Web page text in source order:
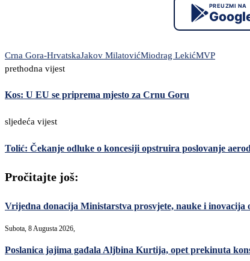
PREUZMI NA
Crna Gora-HrvatskaJakov MilatovićMiodrag LekićMVP
prethodna vijest
Kos: U EU se priprema mjesto za Crnu Goru
sljedeća vijest
Tolić: Čekanje odluke o koncesiji opstruira poslovanje
Pročitajte još:
Vrijedna donacija Ministarstva prosvjete, nauke i
Subota, 8 Augusta 2026,
Poslanica jajima gađala Aljbina Kurtija, opet prekinuta